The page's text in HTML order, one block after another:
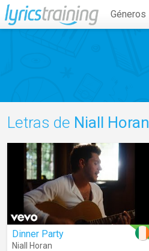
Géneros
Letras de Niall Horan
Dinner Party
Niall Horan